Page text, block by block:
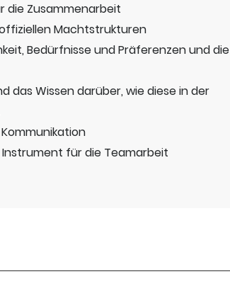
die Zusammenarbeit
Machtstrukturen
Bedürfnisse und Präferenzen und die
das Wissen darüber, wie diese in der
für die Teamarbeit